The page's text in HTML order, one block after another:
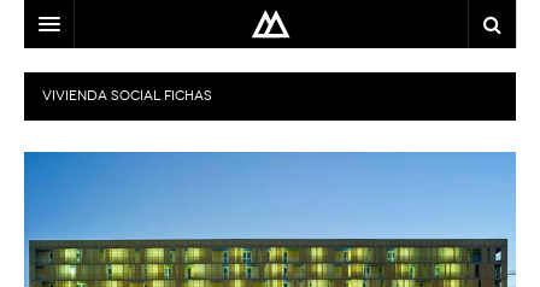
ARQUITECTO
LOCALIZACIÓN
EQUIPO
VIVIENDA SOCIAL FICHAS